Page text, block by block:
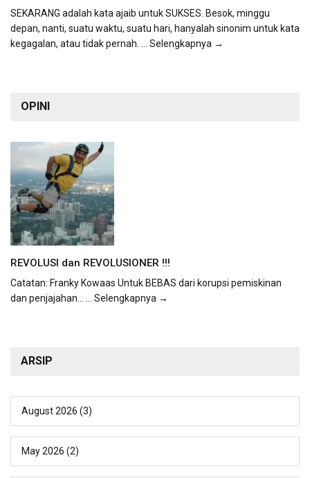
SEKARANG adalah kata ajaib untuk SUKSES. Besok, minggu
depan, nanti, suatu waktu, suatu hari, hanyalah sinonim untuk kata
kegagalan, atau tidak pernah.
... Selengkapnya →
OPINI
REVOLUSI dan REVOLUSIONER !!!
Catatan: Franky Kowaas Untuk BEBAS dari korupsi pemiskinan
dan penjajahan...
... Selengkapnya →
ARSIP
August 2026 (3)
May 2026 (2)